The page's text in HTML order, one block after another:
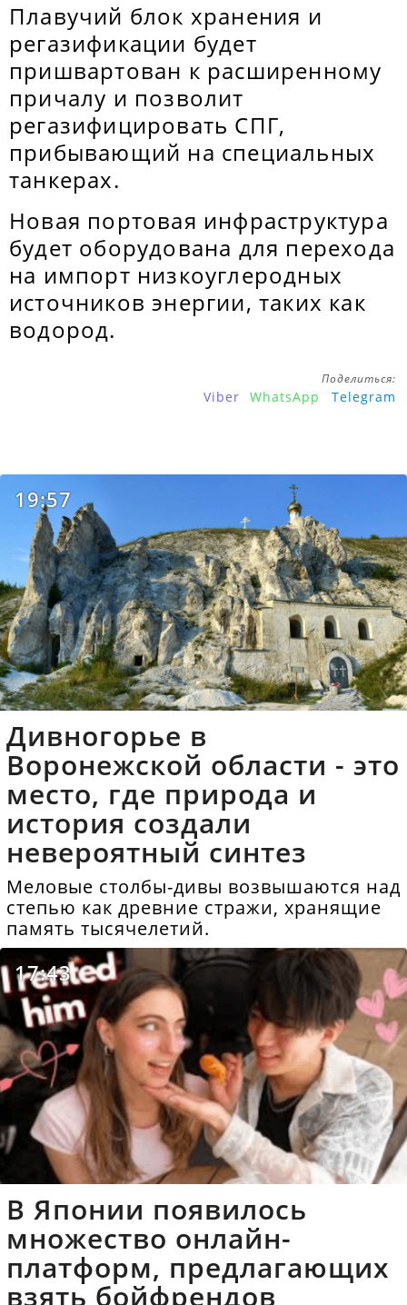
Плавучий блок хранения и
регазификации будет
пришвартован к расширенному
причалу и позволит
регазифицировать СПГ,
прибывающий на специальных
танкерах.
Новая портовая инфраструктура
будет оборудована для перехода
на импорт низкоуглеродных
источников энергии, таких как
водород.
Поделиться:
Viber WhatsApp Telegram
19:57
Дивногорье в
Воронежской области - это
место, где природа и
история создали
невероятный синтез
Меловые столбы-дивы возвышаются над
степью как древние стражи, хранящие
память тысячелетий.
17:43
В Японии появилось
множество онлайн-
платформ, предлагающих
взять бойфрендов